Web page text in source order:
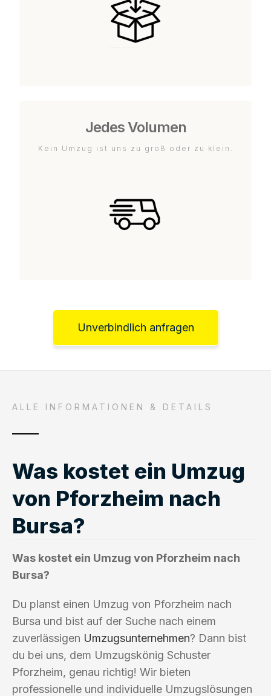
Jedes Volumen
Kein Umzug ist uns zu groß oder zu klein.
Unverbindlich anfragen
ALLE INFORMATIONEN & DETAILS
Was kostet ein Umzug
von Pforzheim nach
Bursa?
Was kostet ein Umzug von Pforzheim nach
Bursa?
Du planst einen Umzug von Pforzheim nach
Bursa und bist auf der Suche nach einem
zuverlässigen Umzugsunternehmen? Dann bist
du bei uns, dem Umzugskönig Schuster
Pforzheim, genau richtig! Wir bieten
professionelle und individuelle Umzugslösungen